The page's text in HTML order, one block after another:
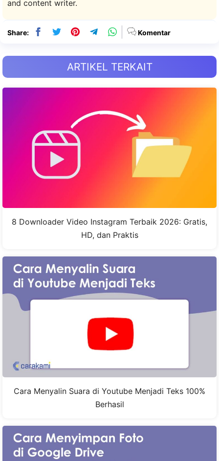
and content writer.
Share: Komentar
ARTIKEL TERKAIT
8 Downloader Video Instagram Terbaik 2026: Gratis,
HD, dan Praktis
Cara Menyalin Suara di Youtube Menjadi Teks 100%
Berhasil